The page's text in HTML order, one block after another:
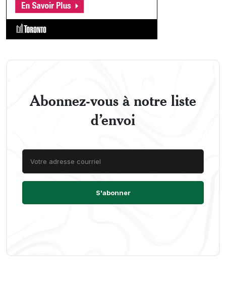
Abonnez-vous à notre liste
d’envoi